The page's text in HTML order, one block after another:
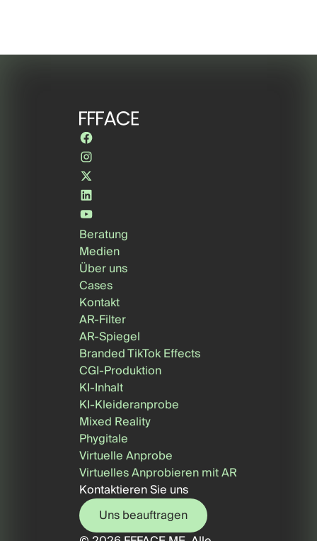
Beratung
Medien
Über uns
Cases
Kontakt
AR-Filter
AR-Spiegel
Branded TikTok Effects
CGI-Produktion
KI-Inhalt
KI-Kleideranprobe
Mixed Reality
Phygitale
Virtuelle Anprobe
Virtuelles Anprobieren mit AR
Kontaktieren Sie uns
Uns beauftragen